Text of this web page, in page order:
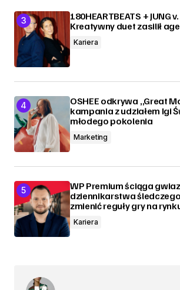
180HEARTBEATS + JUNG
Kreatywny duet zasilił
Kariera
OSHEE odkrywa „Great
kampania z udziałem Igi
młodego pokolenia
Marketing
WP Premium ściąga
dziennikarstwa
zmienić reguły gry na
Kariera